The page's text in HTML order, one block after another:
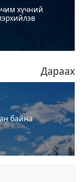
хүчний
Дараах
байна